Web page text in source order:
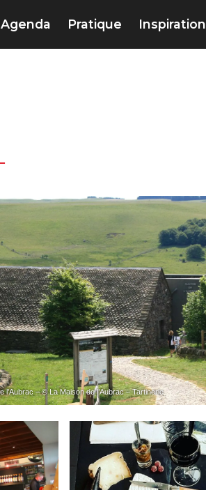
Agenda Pratique Inspiration
l’Aubrac – © La Maison de l’Aubrac – Tartinerie